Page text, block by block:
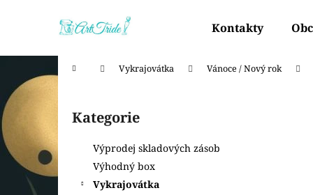
Kontakty
Domů Vykrajovátka Vánoce / Nový rok
t
r
a
Přeskočit
kategorie
Kategorie
Výprodej skladových zásob
Výhodný box
Vykrajovátka
í
Zpět
do
obchodu
Zpět
do
obchodu